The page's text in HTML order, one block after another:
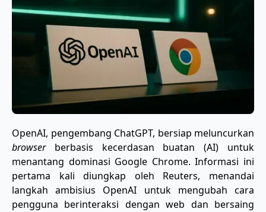
OpenAI, pengembang ChatGPT, bersiap meluncurkan
browser berbasis kecerdasan buatan (AI) untuk
menantang dominasi Google Chrome. Informasi ini
pertama kali diungkap oleh Reuters, menandai
langkah ambisius OpenAI untuk mengubah cara
pengguna berinteraksi dengan web dan bersaing